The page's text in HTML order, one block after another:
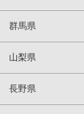
群馬県
山梨県
長野県